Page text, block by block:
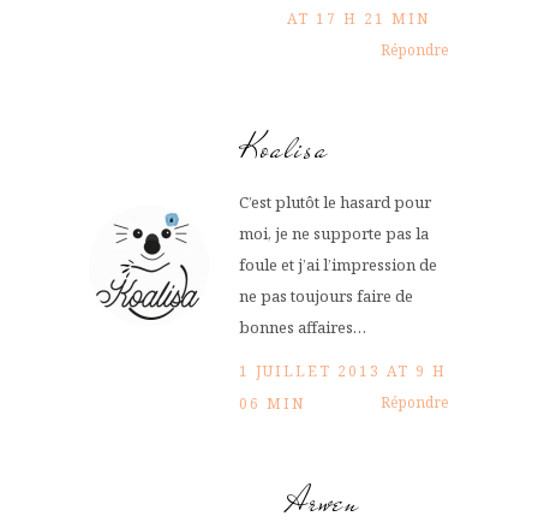
AT 17 H 21 MIN
Répondre
Koalisa
C’est plutôt le hasard pour
moi, je ne supporte pas la
foule et j’ai l’impression de
ne pas toujours faire de
bonnes affaires…
1 JUILLET 2013 AT 9 H
06 MIN
Répondre
Arwen